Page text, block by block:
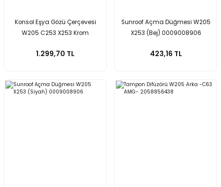
Konsol Eşya Gözü Çerçevesi
W205 C253 X253 Krom
1.299,70 TL
Sunroof Açma Düğmesi W205
X253 (Bej) 0009008906
423,16 TL